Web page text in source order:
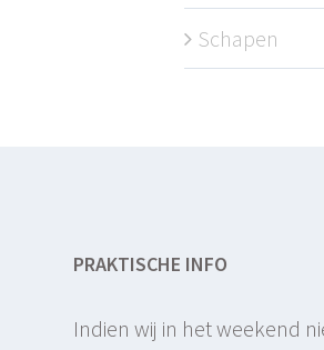
Schapen
PRAKTISCHE INFO
Indien wij in het weekend